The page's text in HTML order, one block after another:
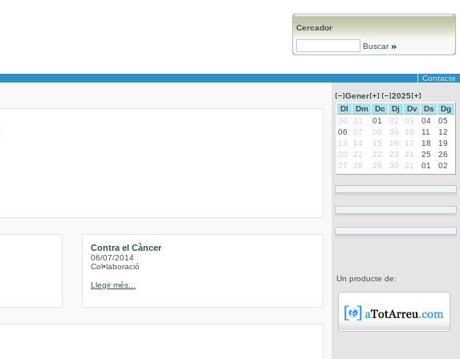
Cercador
Buscar
Contacte
Contra el Càncer
06/07/2014
Col•laboració
Llegir més...
Gener
2025
Dl
Dm Dc Dj Dv Ds
Dg
30
31 01 02 03 04
05
06
07 08 09 10 11
12
13
14 15 16 17 18
19
20
21 22 23 24 25
26
27
28 29 30 31 01 02
Un producte de: